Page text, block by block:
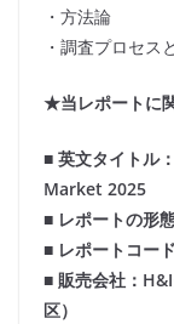
・方法論
・調査プロセス
★当レポートに
■ 英文タイトル
Market 2025
■ レポートの形
■ レポートコー
■ 販売会社：
区）